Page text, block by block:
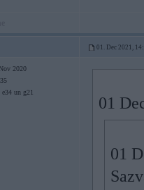
01. Dec 2021,
2020
35
e34 un g21
01
01